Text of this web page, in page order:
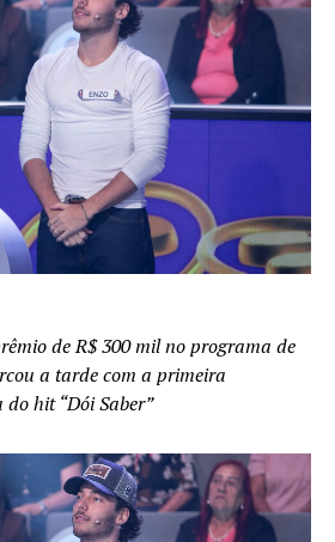
de R$ 300 mil no programa de
a tarde com a primeira
hit “Dói Saber”